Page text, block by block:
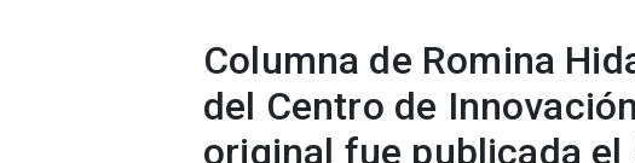
Columna de Romina
del Centro de
original fue publicada el